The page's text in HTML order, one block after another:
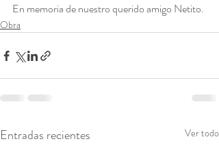
En memoria de nuestro querido amigo Netito.
Obra
Entradas recientes Ver todo